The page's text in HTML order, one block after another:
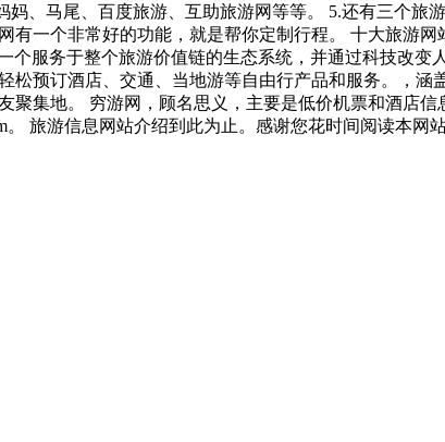
、马尾、百度旅游、互助旅游网等等。 5.还有三个旅
一个非常好的功能，就是帮你定制行程。 十大旅游网站
个服务于整个旅游价值链的生态系统，并通过科技改变
预订酒店、交通、当地游等自由行产品和服务。，涵
集地。 穷游网，顾名思义，主要是低价机票和酒店信
。 旅游信息网站介绍到此为止。感谢您花时间阅读本网